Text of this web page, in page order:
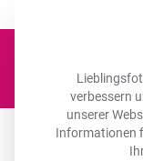
verbessern
unserer
Informationen
Leinwand